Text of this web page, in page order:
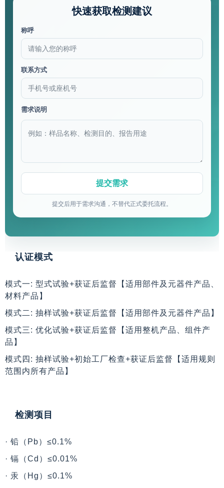
快速获取检测建议
称呼
联系方式
需求说明
提交后用于需求沟通，不替代正式委托流程。
认证模式
模式一: 型式试验+获证后监督【适用部件及元器件产品、
材料产品】
模式二: 抽样试验+获证后监督【适用部件及元器件产品】
模式三: 优化试验+获证后监督【适用整机产品、组件产
品】
模式四: 抽样试验+初始工厂检查+获证后监督【适用规则
范围内所有产品】
检测项目
· 铅（Pb）≤0.1%
· 镉（Cd）≤0.01%
· 汞（Hg）≤0.1%